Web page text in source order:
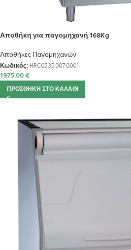
Αποθήκη για παγομηχανή 168Kg
Αποθήκες Παγομηχανών
Κωδικός: HRC05.35.007.0001
1975.00€
ΠΡΟΣΘΉΚΗ ΣΤΟ ΚΑΛΆΘΙ